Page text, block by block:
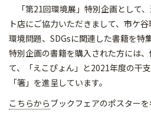
「第21回環境展」特別企画として
ト店にご協力いただきまして、市ケ
環境問題、SDGsに関連した書籍を特
特別企画の書籍を購入された方には
て、「えこぴょん」と2021年度の干
「箸」を進呈しています。
こちらからブックフェアのポスターを